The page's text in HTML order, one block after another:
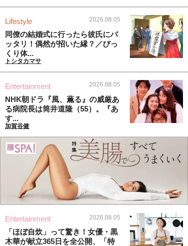
Lifestyle 2026.08.05
同僚の結婚式に行ったら彼氏にバ
ッタリ！偶然が招いた縁？／びっ
くり体...
トシタカマサ
Entertainment 2026.08.05
NHK朝ドラ『風、薫る』の威厳あ
る病院長は筒井道隆（55）。『あ
す...
加賀谷健
Entertainment 2026.08.05
「ほぼ自炊」って驚き！女優・黒
木華が献立365日を全公開、「特